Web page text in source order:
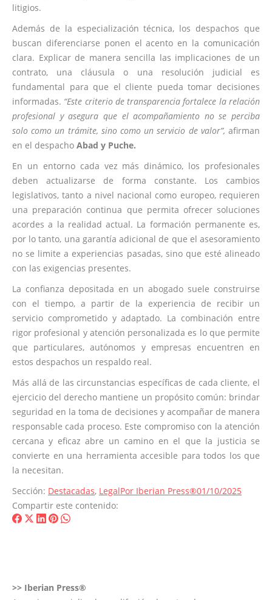
litigios.
Además de la especialización técnica, los despachos que
buscan diferenciarse ponen el acento en la comunicación
clara. Explicar de manera sencilla las implicaciones de un
contrato, una cláusula o una resolución judicial es
fundamental para que el cliente pueda tomar decisiones
informadas. “Este criterio de transparencia fortalece la relación
profesional y asegura que el acompañamiento no se perciba
solo como un trámite, sino como un servicio de valor”, afirman
en el despacho Abad y Puche.
En un entorno cada vez más dinámico, los profesionales
deben actualizarse de forma constante. Los cambios
legislativos, tanto a nivel nacional como europeo, requieren
una preparación continua que permita ofrecer soluciones
acordes a la realidad actual. La formación permanente es,
por lo tanto, una garantía adicional de que el asesoramiento
no se limite a experiencias pasadas, sino que esté alineado
con las exigencias presentes.
La confianza depositada en un abogado suele construirse
con el tiempo, a partir de la experiencia de recibir un
servicio comprometido y adaptado. La combinación entre
rigor profesional y atención personalizada es lo que permite
que particulares, autónomos y empresas encuentren en
estos despachos un respaldo real.
Más allá de las circunstancias específicas de cada cliente, el
ejercicio del derecho mantiene un propósito común: brindar
seguridad en la toma de decisiones y acompañar de manera
responsable cada proceso. Este compromiso con la atención
cercana y eficaz abre un camino en el que la justicia se
convierte en una herramienta accesible para todos los que
la necesitan.
Sección: Destacadas, LegalPor Iberian Press®01/10/2025
Compartir este contenido:
ShareShareShare
ShareShare
>> Iberian Press®